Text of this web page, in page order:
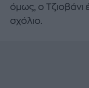
όμως, ο Τζιοβάνι
σχόλιο.